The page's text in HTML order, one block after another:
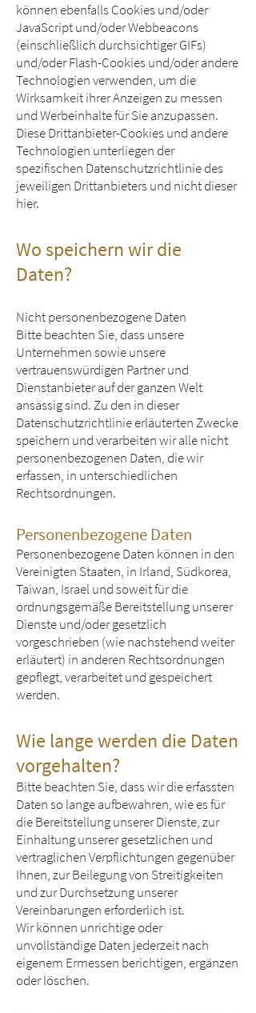
können ebenfalls Cookies und/oder
JavaScript und/oder Webbeacons
(einschließlich durchsichtiger GIFs)
und/oder Flash-Cookies und/oder andere
Technologien verwenden, um die
Wirksamkeit ihrer Anzeigen zu messen
und Werbeinhalte für Sie anzupassen.
Diese Drittanbieter-Cookies und andere
Technologien unterliegen der
spezifischen Datenschutzrichtlinie des
jeweiligen Drittanbieters und nicht dieser
hier.
Wo speichern wir die
Daten?
Nicht personenbezogene Daten
Bitte beachten Sie, dass unsere
Unternehmen sowie unsere
vertrauenswürdigen Partner und
Dienstanbieter auf der ganzen Welt
ansässig sind. Zu den in dieser
Datenschutzrichtlinie erläuterten Zwecke
speichern und verarbeiten wir alle nicht
personenbezogenen Daten, die wir
erfassen, in unterschiedlichen
Rechtsordnungen.
Personenbezogene Daten
Personenbezogene Daten können in den
Vereinigten Staaten, in Irland, Südkorea,
Taiwan, Israel und soweit für die
ordnungsgemäße Bereitstellung unserer
Dienste und/oder gesetzlich
vorgeschrieben (wie nachstehend weiter
erläutert) in anderen Rechtsordnungen
gepflegt, verarbeitet und gespeichert
werden.
Wie lange werden die Daten
vorgehalten?
Bitte beachten Sie, dass wir die erfassten
Daten so lange aufbewahren, wie es für
die Bereitstellung unserer Dienste, zur
Einhaltung unserer gesetzlichen und
vertraglichen Verpflichtungen gegenüber
Ihnen, zur Beilegung von Streitigkeiten
und zur Durchsetzung unserer
Vereinbarungen erforderlich ist.
Wir können unrichtige oder
unvollständige Daten jederzeit nach
eigenem Ermessen berichtigen, ergänzen
oder löschen.